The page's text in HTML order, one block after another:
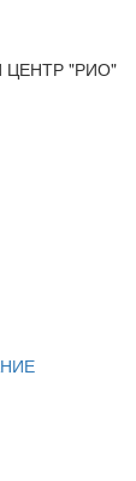
ЦЕНТР "РИО"